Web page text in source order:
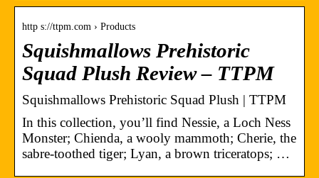
http s://ttpm.com › Products
Squishmallows Prehistoric
Squad Plush Review – TTPM
Squishmallows Prehistoric Squad Plush | TTPM
In this collection, you’ll find Nessie, a Loch Ness
Monster; Chienda, a wooly mammoth; Cherie, the
sabre-toothed tiger; Lyan, a brown triceratops; …